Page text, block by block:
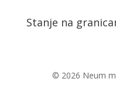
Stanje na
© 2026 Neum